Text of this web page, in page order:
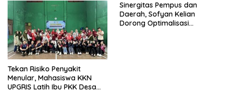
Tekan Risiko Penyakit
Menular, Mahasiswa KKN
UPGRIS Latih Ibu PKK Desa
Sinergitas Pempus dan
Daerah, Sofyan Kelian
Dorong Optimalisasi